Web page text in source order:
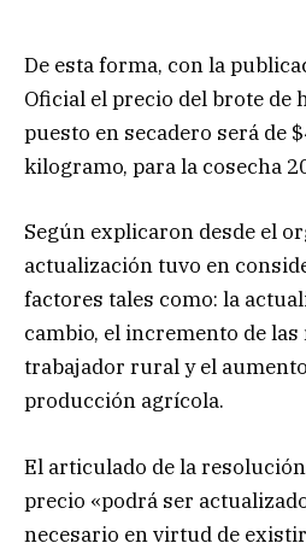
De esta forma, con la
Oficial el precio del brote de
puesto en secadero será de
kilogramo, para la cosecha
Según explicaron desde el
actualización tuvo en
factores tales como: la
cambio, el incremento de
trabajador rural y el
producción agrícola.
El articulado de la
precio «podrá ser
necesario en virtud de